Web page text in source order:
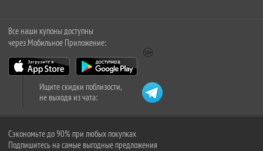
Все наши купоны доступны
через Мобильное Приложение:
Ищите скидки поблизости,
не выходя из чата:
Сэкономьте до 90% при любых покупках
Подпишитесь на самые выгодные предложения